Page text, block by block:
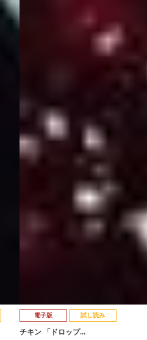
電子版 試し読み
チキン 「ドロップ…